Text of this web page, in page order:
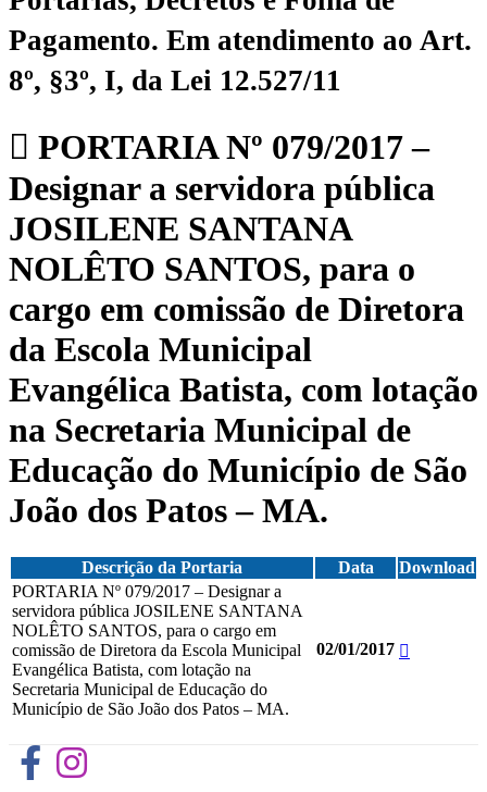
Pagamento. Em atendimento ao Art.
8º, §3º, I, da Lei 12.527/11
PORTARIA Nº 079/2017 –
Designar a servidora pública
JOSILENE SANTANA
NOLÊTO SANTOS, para o
cargo em comissão de Diretora
da Escola Municipal
Evangélica Batista, com lotação
na Secretaria Municipal de
Educação do Município de São
João dos Patos – MA.
Descrição da Portaria Data
Download
PORTARIA Nº 079/2017 – Designar a
servidora pública JOSILENE SANTANA
NOLÊTO SANTOS, para o cargo em
comissão de Diretora da Escola Municipal
Evangélica Batista, com lotação na
Secretaria Municipal de Educação do
Município de São João dos Patos – MA.
02/01/2017